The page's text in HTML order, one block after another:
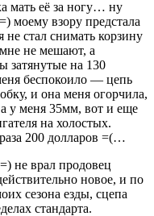
мать её за ногу… ну
моему взору предстала
не стал снимать корзину
не мешают, а
затянутые на 130
беспокоило — цепь
и она меня огорчила,
у меня 35мм, вот и еще
на холостых.
200 долларов =(…
не врал продовец
новое, и по
сезона езды, сцепа
стандарта.